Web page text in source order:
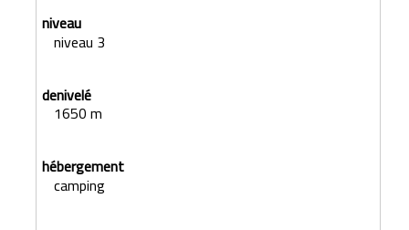
niveau 3
1650 m
camping